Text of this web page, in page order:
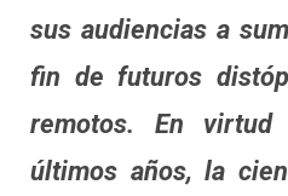
sus audiencias a
fin de futuros
remotos. En
últimos años, la